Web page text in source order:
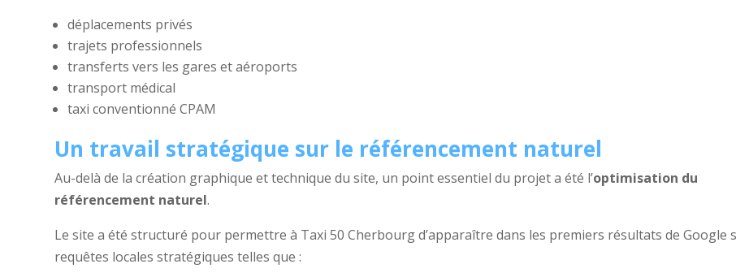
déplacements privés
trajets professionnels
transferts vers les gares et aéroports
transport médical
taxi conventionné CPAM
Un travail stratégique sur le référencement naturel
Au-delà de la création graphique et technique du site, un point essentiel du projet a été l’optimisation du
référencement naturel.
Le site a été structuré pour permettre à Taxi 50 Cherbourg d’apparaître dans les premiers résultats de Google
requêtes locales stratégiques telles que :